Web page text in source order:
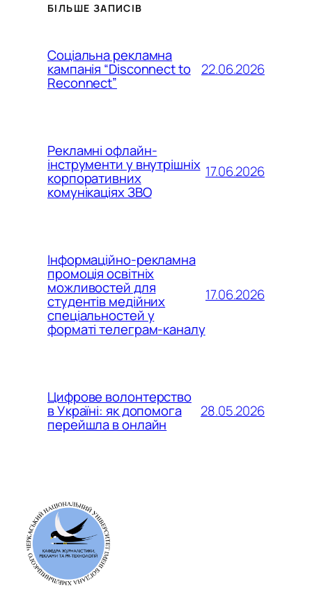
БІЛЬШЕ ЗАПИСІВ
Соціальна рекламна
кампанія “Disconnect to
Reconnect”
22.06.2026
Рекламні офлайн-
інструменти у внутрішніх
корпоративних
комунікаціях ЗВО
17.06.2026
Інформаційно-рекламна
промоція освітніх
можливостей для
студентів медійних
спеціальностей у
форматі телеграм-каналу
17.06.2026
Цифрове волонтерство
в Україні: як допомога
перейшла в онлайн
28.05.2026